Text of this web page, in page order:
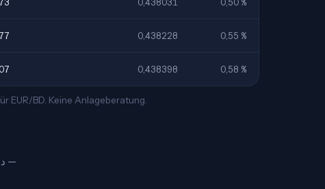
0,438228 0,55 %
0,438398 0,58 %
EUR/BD. Keine Anlageberatung.